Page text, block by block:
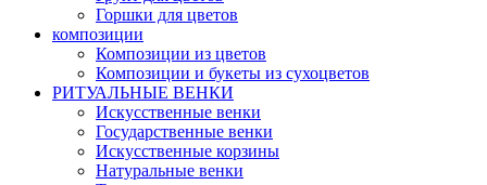
Горшки для цветов
композиции
Композиции из цветов
Композиции и букеты из сухоцветов
РИТУАЛЬНЫЕ ВЕНКИ
Искусственные венки
Государственные венки
Искусственные корзины
Натуральные венки